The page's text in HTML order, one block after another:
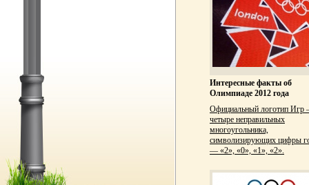
Интересные факты об
Олимпиаде 2012 года
Официальный логотип
четыре неправильных
многоугольника,
символизирующих цифры
— «2», «0», «1», «2».